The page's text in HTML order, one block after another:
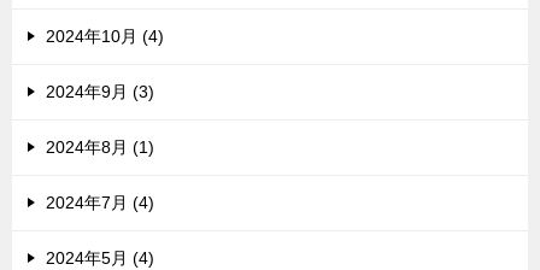
2024年10月 (4)
2024年9月 (3)
2024年8月 (1)
2024年7月 (4)
2024年5月 (4)